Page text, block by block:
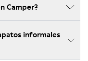
Camper?
informales